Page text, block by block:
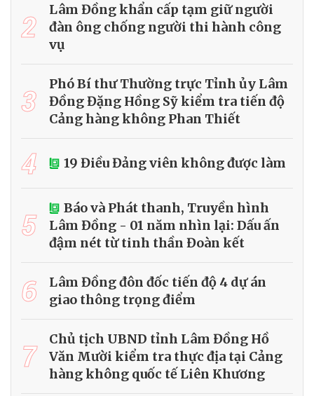
2
Lâm Đồng khẩn cấp tạm giữ người
đàn ông chống người thi hành công
vụ
3
Phó Bí thư Thường trực Tỉnh ủy Lâm
Đồng Đặng Hồng Sỹ kiểm tra tiến độ
Cảng hàng không Phan Thiết
4 19 Điều Đảng viên không được làm
5
Báo và Phát thanh, Truyền hình
Lâm Đồng - 01 năm nhìn lại: Dấu ấn
đậm nét từ tinh thần Đoàn kết
6
Lâm Đồng đôn đốc tiến độ 4 dự án
giao thông trọng điểm
7
Chủ tịch UBND tỉnh Lâm Đồng Hồ
Văn Mười kiểm tra thực địa tại Cảng
hàng không quốc tế Liên Khương